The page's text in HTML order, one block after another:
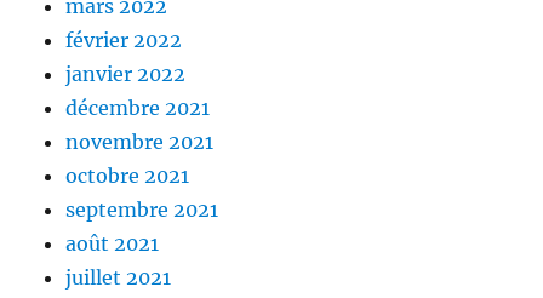
mars 2022
février 2022
janvier 2022
décembre 2021
novembre 2021
octobre 2021
septembre 2021
août 2021
juillet 2021